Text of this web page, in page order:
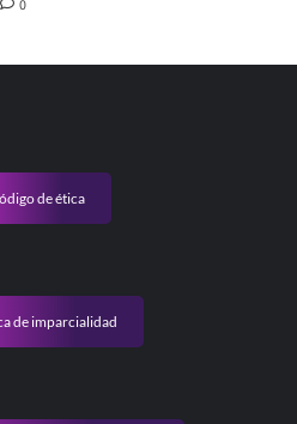
0
de ética
de imparcialidad